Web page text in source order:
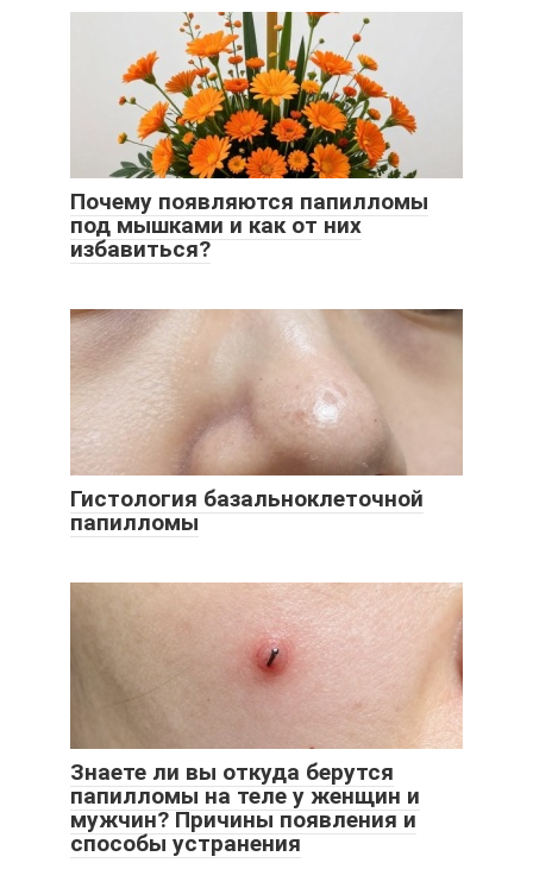
Почему появляются папилломы
под мышками и как от них
избавиться?
Гистология базальноклеточной
папилломы
Знаете ли вы откуда берутся
папилломы на теле у женщин и
мужчин? Причины появления и
способы устранения